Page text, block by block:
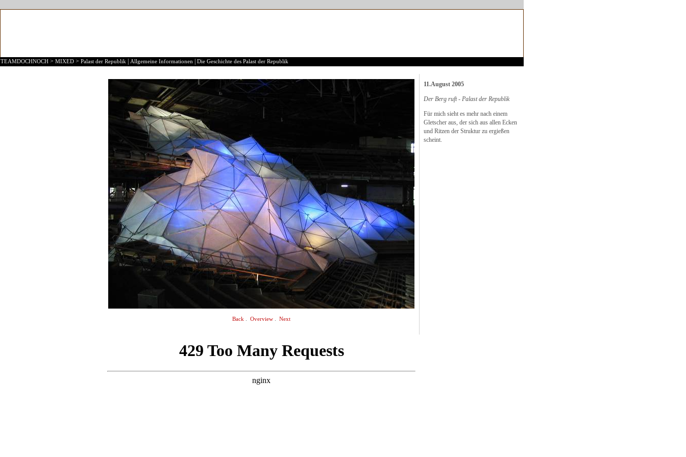
TEAMDOCHNOCH > MIXED > Palast der Republik Allgemeine Informationen Die Geschichte des Palast der Republik
11.August 2005
Der Berg ruft - Palast der Republik
Für mich sieht es mehr nach einem
Gletscher aus, der sich aus allen Ecken
und Ritzen der Struktur zu ergießen
scheint.
Back. Overview. Next